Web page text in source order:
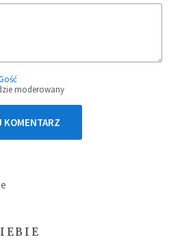
moderowany
KOMENTARZ